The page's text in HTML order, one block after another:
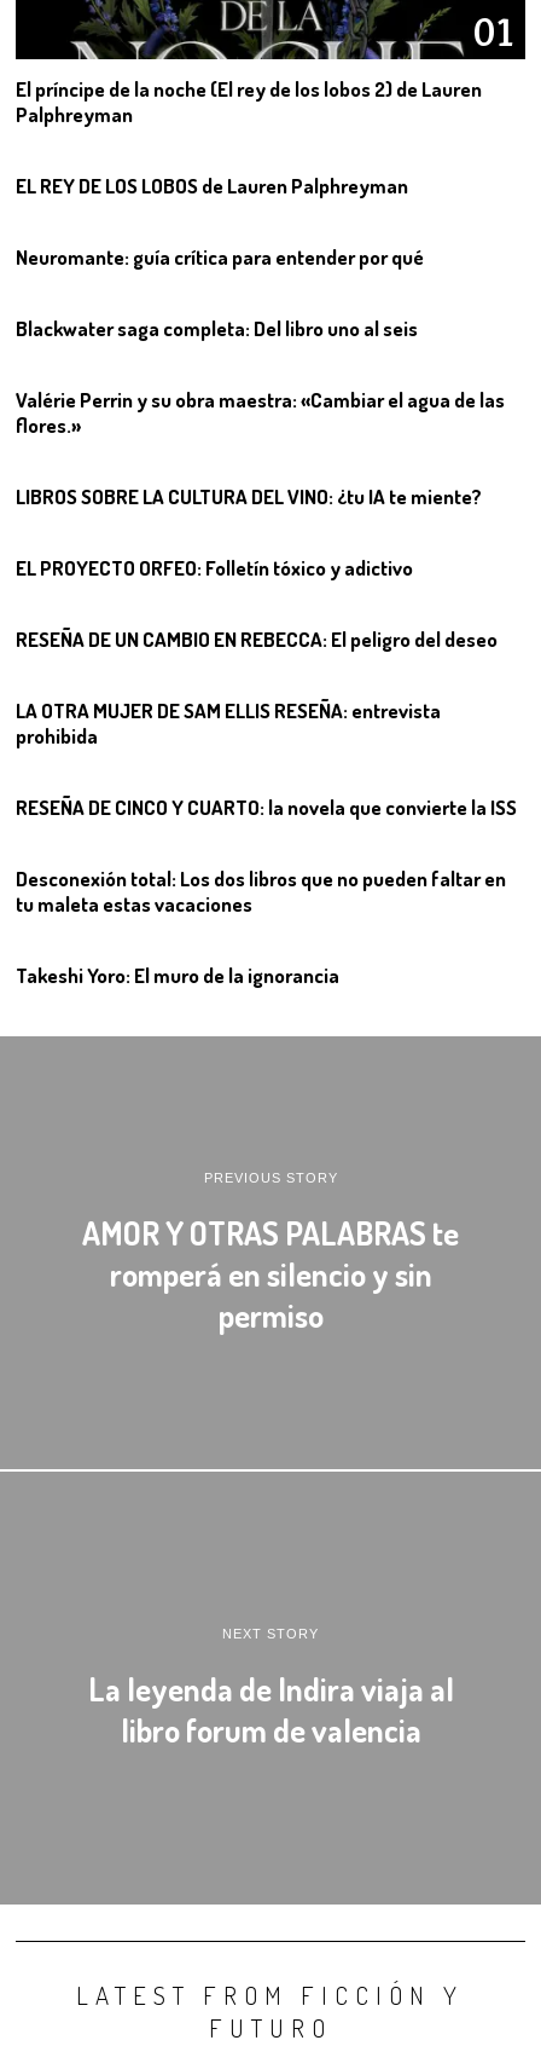
01
El príncipe de la noche (El rey de los lobos 2) de Lauren
Palphreyman
EL REY DE LOS LOBOS de Lauren Palphreyman
Neuromante: guía crítica para entender por qué
Blackwater saga completa: Del libro uno al seis
Valérie Perrin y su obra maestra: «Cambiar el agua de las
flores.»
LIBROS SOBRE LA CULTURA DEL VINO: ¿tu IA te miente?07
EL PROYECTO ORFEO: Folletín tóxico y adictivo
RESEÑA DE UN CAMBIO EN REBECCA: El peligro del deseo
09
LA OTRA MUJER DE SAM ELLIS RESEÑA: entrevista
prohibida
RESEÑA DE CINCO Y CUARTO: la novela que convierte la ISS
11
Desconexión total: Los dos libros que no pueden faltar en
tu maleta estas vacaciones
Takeshi Yoro: El muro de la ignorancia
PREVIOUS STORY
AMOR Y OTRAS PALABRAS te
romperá en silencio y sin
permiso
NEXT STORY
La leyenda de Indira viaja al
libro forum de valencia
LATEST FROM FICCIÓN Y
FUTURO